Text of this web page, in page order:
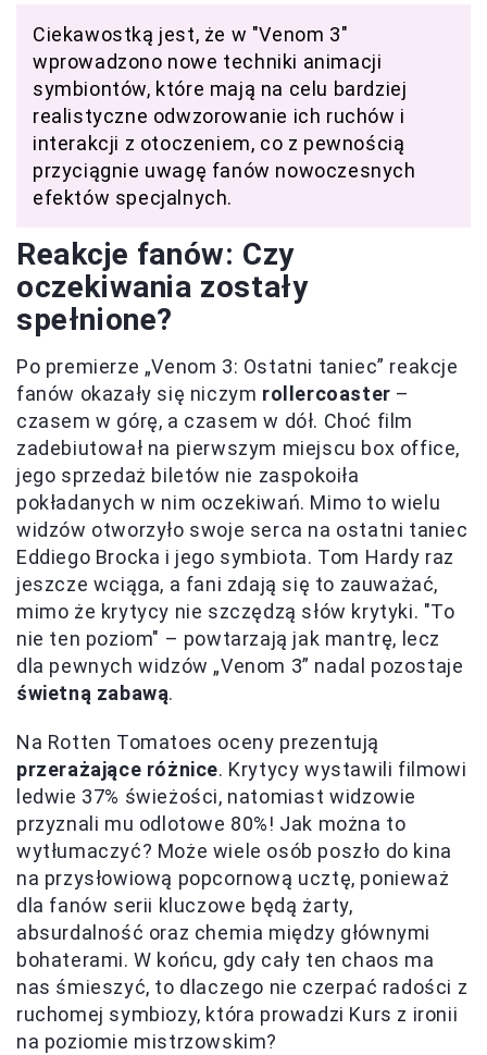
Ciekawostką jest, że w "Venom 3"
wprowadzono nowe techniki animacji
symbiontów, które mają na celu bardziej
realistyczne odwzorowanie ich ruchów i
interakcji z otoczeniem, co z pewnością
przyciągnie uwagę fanów nowoczesnych
efektów specjalnych.
Reakcje fanów: Czy
oczekiwania zostały
spełnione?
Po premierze „Venom 3: Ostatni taniec” reakcje
fanów okazały się niczym rollercoaster –
czasem w górę, a czasem w dół. Choć film
zadebiutował na pierwszym miejscu box office,
jego sprzedaż biletów nie zaspokoiła
pokładanych w nim oczekiwań. Mimo to wielu
widzów otworzyło swoje serca na ostatni taniec
Eddiego Brocka i jego symbiota. Tom Hardy raz
jeszcze wciąga, a fani zdają się to zauważać,
mimo że krytycy nie szczędzą słów krytyki. "To
nie ten poziom" – powtarzają jak mantrę, lecz
dla pewnych widzów „Venom 3” nadal pozostaje
świetną zabawą.
Na Rotten Tomatoes oceny prezentują
przerażające różnice. Krytycy wystawili filmowi
ledwie 37% świeżości, natomiast widzowie
przyznali mu odlotowe 80%! Jak można to
wytłumaczyć? Może wiele osób poszło do kina
na przysłowiową popcornową ucztę, ponieważ
dla fanów serii kluczowe będą żarty,
absurdalność oraz chemia między głównymi
bohaterami. W końcu, gdy cały ten chaos ma
nas śmieszyć, to dlaczego nie czerpać radości z
ruchomej symbiozy, która prowadzi Kurs z ironii
na poziomie mistrzowskim?